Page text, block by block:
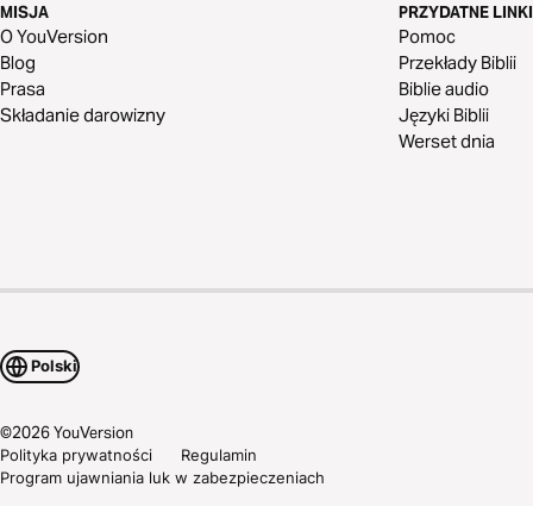
MISJA
O YouVersion
Blog
Prasa
Składanie darowizny
PRZYDATNE LINKI
Pomoc
Przekłady Biblii
Biblie audio
Języki Biblii
Werset dnia
Polski
©2026YouVersion
Polityka prywatności
Regulamin
Program ujawniania luk w zabezpieczeniach